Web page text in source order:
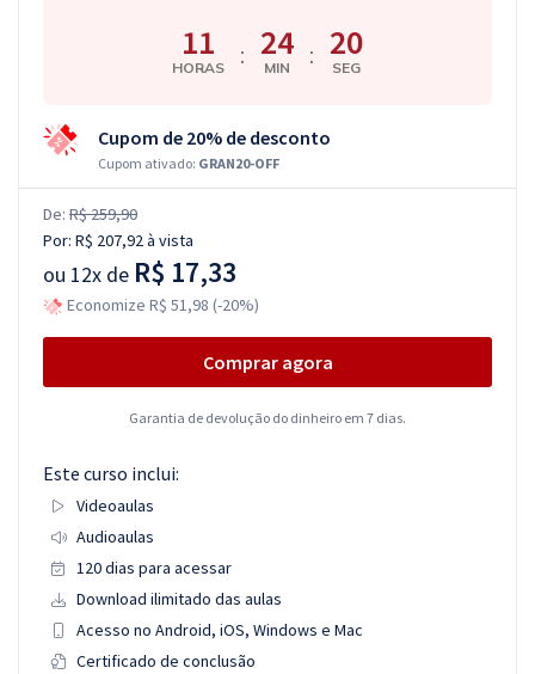
11
HORAS : 24
MIN : 19
SEG
Cupom de 20% de desconto
Cupom ativado: GRAN20-OFF
De: R$ 259,90
Por: R$ 207,92à vista
ou 12x de R$ 17,33
Economize R$ 51,98 (-20%)
Comprar agora
Garantia de devolução do dinheiro em 7 dias.
Este curso inclui:
Videoaulas
Audioaulas
120 dias para acessar
Download ilimitado das aulas
Acesso no Android, iOS, Windows e Mac
Certificado de conclusão